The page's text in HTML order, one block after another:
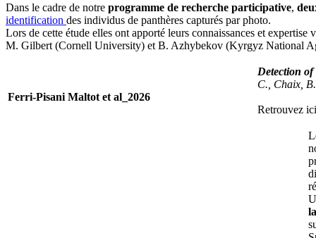
Dans le cadre de notre programme de recherche participative,
identification des individus de panthères capturés par photo.
Lors de cette étude elles ont apporté leurs connaissances et
M. Gilbert (Cornell University) et B. Azhybekov (Kyrgyz National
Ferri-Pisani Maltot et al_2026
Detection
C., Chaix,
Retrouvez